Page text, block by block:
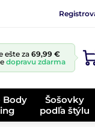
ešte za 69,99 €
dopravu zdarma
Body
Šošovky
podľa štýlu